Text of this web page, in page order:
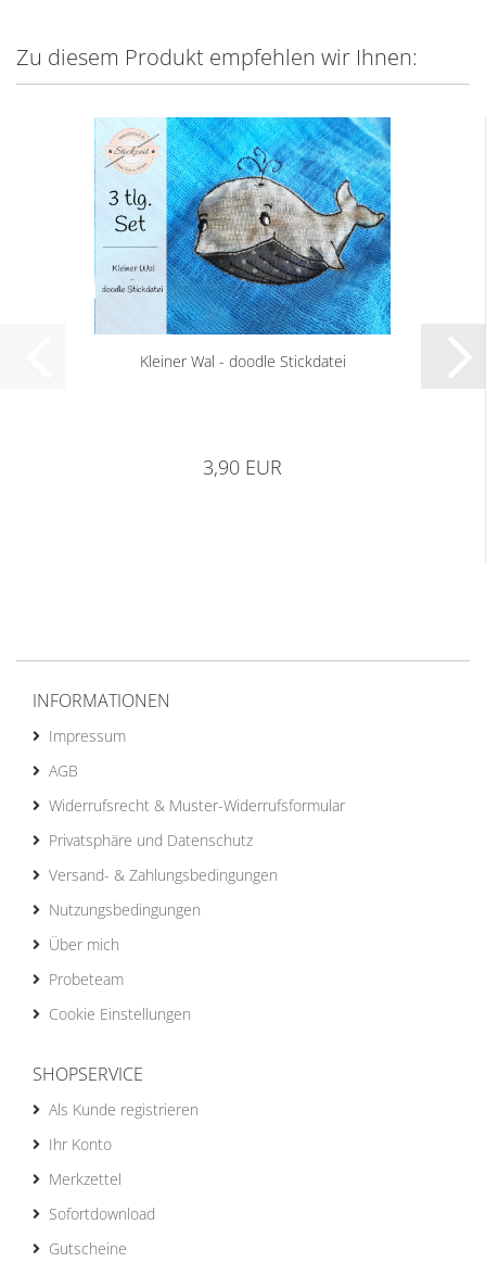
Zu diesem Produkt empfehlen wir Ihnen:
Kleiner Wal - doodle Stickdatei
3,90 EUR
INFORMATIONEN
Impressum
AGB
Widerrufsrecht & Muster-Widerrufsformular
Privatsphäre und Datenschutz
Versand- & Zahlungsbedingungen
Nutzungsbedingungen
Über mich
Probeteam
Cookie Einstellungen
SHOPSERVICE
Als Kunde registrieren
Ihr Konto
Merkzettel
Sofortdownload
Gutscheine